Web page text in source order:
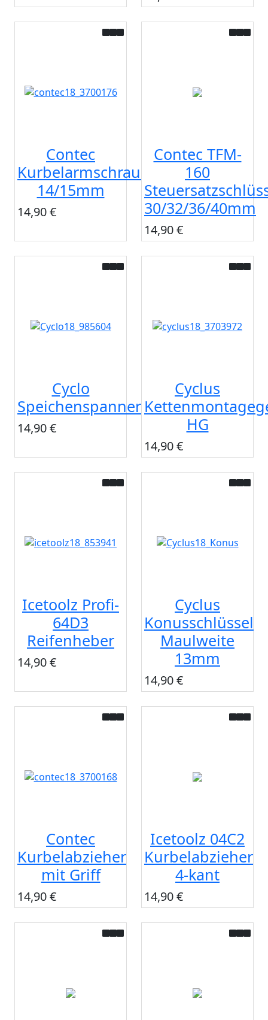
Contec
Kurbelarmschraubenschlüssel
14/15mm
14,90 €
Contec TFM-
160
30/32/36/40mm
14,90 €
Cyclo
Speichenspanner
14,90 €
Cyclus
HG
14,90 €
Icetoolz Profi-
64D3
Reifenheber
14,90 €
Cyclus
Konusschlüssel
Maulweite
13mm
14,90 €
Contec
Kurbelabzieher
mit Griff
14,90 €
Icetoolz 04C2
Kurbelabzieher
4-kant
14,90 €